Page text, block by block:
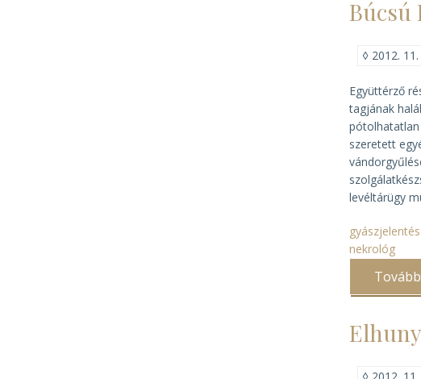
Búcsú
◊ 2012. 11.
Együttérző
tagjának
pótolhatatlan
szeretett
levéltárügy
gyászjelentés
nekrológ
Tovább